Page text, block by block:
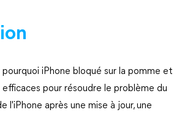
iPhone bloqué sur la pomme et
pour résoudre le problème du
l'iPhone après une mise à jour, une